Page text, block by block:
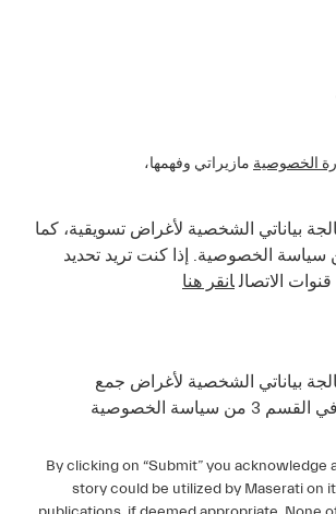
الخصوصية مازيراتي وفهمها،
بياناتي الشخصية لأغراض تسويقية، كما
في القسم 2 من سياسة الخصوصية. إذا كنت تريد تحديد
الاتصال انقر هنا
بياناتي الشخصية لأغراض جمع
سياسة الخصوصية
By clicking on “Submit” you acknowledge
story could be utilized by Maserati on